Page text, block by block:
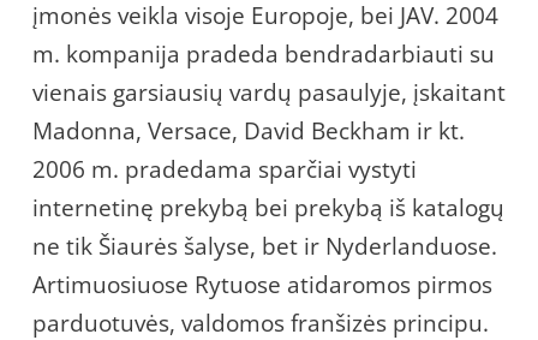
įmonės veikla visoje Europoje, bei JAV. 2004
m. kompanija pradeda bendradarbiauti su
vienais garsiausių vardų pasaulyje, įskaitant
Madonna, Versace, David Beckham ir kt.
2006 m. pradedama sparčiai vystyti
internetinę prekybą bei prekybą iš katalogų
ne tik Šiaurės šalyse, bet ir Nyderlanduose.
Artimuosiuose Rytuose atidaromos pirmos
parduotuvės, valdomos franšizės principu.